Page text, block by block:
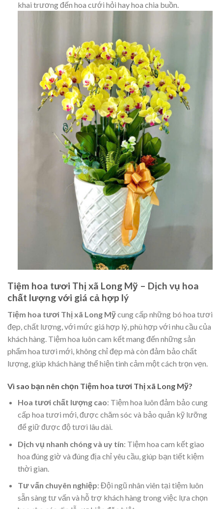
khai trương đến hoa cưới hỏi hay hoa chia buồn.
Tiệm hoa tươi Thị xã Long Mỹ – Dịch vụ hoa
chất lượng với giá cả hợp lý
Tiệm hoa tươi Thị xã Long Mỹcung cấp những bó hoa tươi
đẹp, chất lượng, với mức giá hợp lý, phù hợp với nhu cầu của
khách hàng. Tiệm hoa luôn cam kết mang đến những sản
phẩm hoa tươi mới, không chỉ đẹp mà còn đảm bảo chất
lượng, giúp khách hàng thể hiện tình cảm một cách trọn vẹn.
Vì sao bạn nên chọn Tiệm hoa tươi Thị xã Long Mỹ?
Hoa tươi chất lượng cao: Tiệm hoa luôn đảm bảo cung
cấp hoa tươi mới, được chăm sóc và bảo quản kỹ lưỡng
để giữ được độ tươi lâu dài.
Dịch vụ nhanh chóng và uy tín: Tiệm hoa cam kết giao
hoa đúng giờ và đúng địa chỉ yêu cầu, giúp bạn tiết kiệm
thời gian.
Tư vấn chuyên nghiệp: Đội ngũ nhân viên tại tiệm luôn
sẵn sàng tư vấn và hỗ trợ khách hàng trong việc lựa chọn